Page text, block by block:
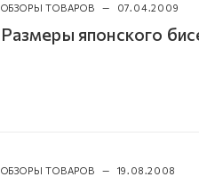
ОБЗОРЫ ТОВАРОВ — 07.04.2009
Размеры японского
ОБЗОРЫ ТОВАРОВ — 19.08.2008